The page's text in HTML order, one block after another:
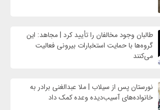
طالبان وجود مخالفان را تأیید کرد | مجاهد: این
گروه‌ها با حمایت استخبارات بیرونی فعالیت
می‌کنند
نورستان پس از سیلاب | ملا عبدالغنی برادر به
خانواده‌های آسیب‌دیده وعده کمک داد